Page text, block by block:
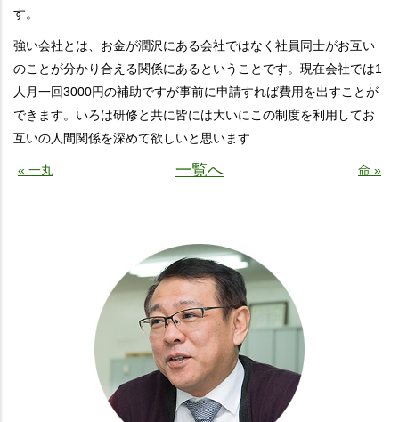
す。
強い会社とは、お金が潤沢にある会社ではなく社員同士がお互い
のことが分かり合える関係にあるということです。現在会社では1
人月一回3000円の補助ですが事前に申請すれば費用を出すことが
できます。いろは研修と共に皆には大いにこの制度を利用してお
互いの人間関係を深めて欲しいと思います
« 一丸 一覧へ 命 »